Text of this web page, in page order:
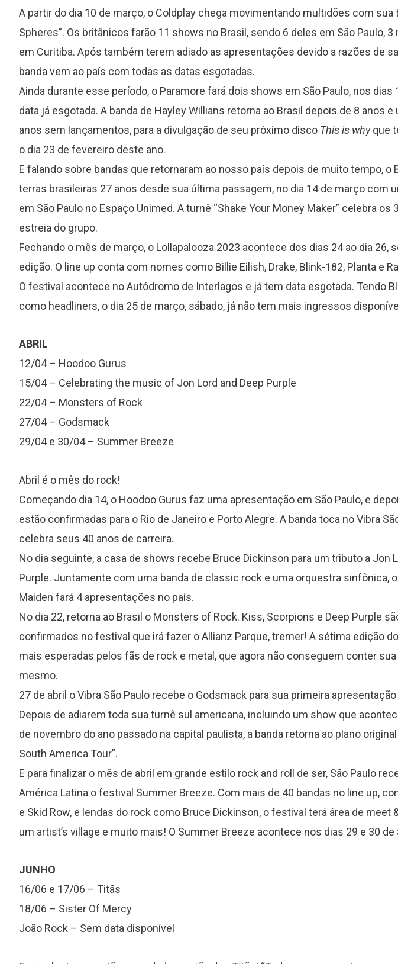
A partir do dia 10 de março, o Coldplay chega movimentando multidões com sua
Spheres”. Os britânicos farão 11 shows no Brasil, sendo 6 deles em São Paulo, 3
em Curitiba. Após também terem adiado as apresentações devido a razões de
banda vem ao país com todas as datas esgotadas.
Ainda durante esse período, o Paramore fará dois shows em São Paulo, nos dias
data já esgotada. A banda de Hayley Willians retorna ao Brasil depois de 8 anos
anos sem lançamentos, para a divulgação de seu próximo disco This is whyque
o dia 23 de fevereiro deste ano.
E falando sobre bandas que retornaram ao nosso país depois de muito tempo, o
terras brasileiras 27 anos desde sua última passagem, no dia 14 de março com
em São Paulo no Espaço Unimed. A turnê “Shake Your Money Maker” celebra os
estreia do grupo.
Fechando o mês de março, o Lollapalooza 2023 acontece dos dias 24 ao dia 26,
edição. O line up conta com nomes como Billie Eilish, Drake, Blink-182, Planta e
O festival acontece no Autódromo de Interlagos e já tem data esgotada. Tendo
como headliners, o dia 25 de março, sábado, já não tem mais ingressos
ABRIL
12/04 – Hoodoo Gurus
15/04 – Celebrating the music of Jon Lord and Deep Purple
22/04 – Monsters of Rock
27/04 – Godsmack
29/04 e 30/04 – Summer Breeze
Abril é o mês do rock!
Começando dia 14, o Hoodoo Gurus faz uma apresentação em São Paulo, e
estão confirmadas para o Rio de Janeiro e Porto Alegre. A banda toca no Vibra
celebra seus 40 anos de carreira.
No dia seguinte, a casa de shows recebe Bruce Dickinson para um tributo a Jon
Purple. Juntamente com uma banda de classic rock e uma orquestra sinfônica,
Maiden fará 4 apresentações no país.
No dia 22, retorna ao Brasil o Monsters of Rock. Kiss, Scorpions e Deep Purple
confirmados no festival que irá fazer o Allianz Parque, tremer! A sétima edição
mais esperadas pelos fãs de rock e metal, que agora não conseguem conter
mesmo.
27 de abril o Vibra São Paulo recebe o Godsmack para sua primeira
Depois de adiarem toda sua turnê sul americana, incluindo um show que
de novembro do ano passado na capital paulista, a banda retorna ao plano
South America Tour”.
E para finalizar o mês de abril em grande estilo rock and roll de ser, São Paulo
América Latina o festival Summer Breeze. Com mais de 40 bandas no line up,
e Skid Row, e lendas do rock como Bruce Dickinson, o festival terá área de meet
um artist’s village e muito mais! O Summer Breeze acontece nos dias 29 e 30 de
JUNHO
16/06 e 17/06 – Titãs
18/06 – Sister Of Mercy
João Rock – Sem data disponível